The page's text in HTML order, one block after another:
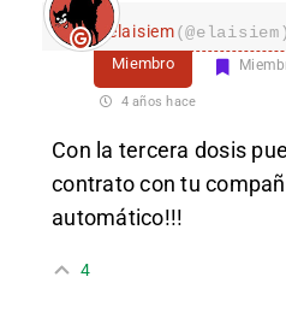
elaisiem(@elaisiem)
Miembro
4 años hace
Con la tercera dosis
contrato con tu
automático!!!
4